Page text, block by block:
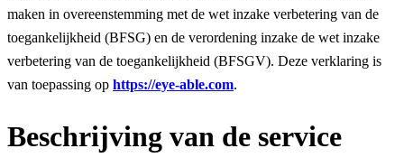
maken in overeenstemming met de wet inzake verbetering van de
toegankelijkheid (BFSG) en de verordening inzake de wet inzake
verbetering van de toegankelijkheid (BFSGV). Deze verklaring is
van toepassing op https://eye-able.com.
Beschrijving van de service